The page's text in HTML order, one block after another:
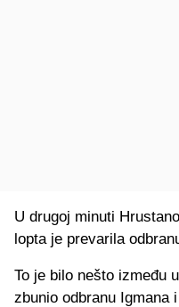
U drugoj minuti
lopta je prevarila
To je bilo nešto između
zbunio odbranu Igmana